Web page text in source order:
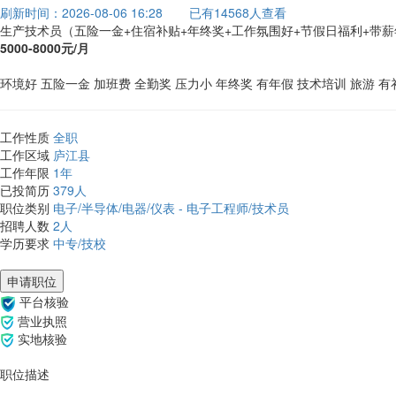
刷新时间：2026-08-06 16:28
已有14568人查看
生产技术员（五险一金+住宿补贴+年终奖+工作氛围好+节假日福利+带薪
5000-8000元/月
环境好 五险一金 加班费 全勤奖 压力小 年终奖 有年假 技术培训 旅游 有
工作性质 全职
工作区域 庐江县
工作年限 1年
已投简历 379人
职位类别 电子/半导体/电器/仪表 - 电子工程师/技术员
招聘人数 2人
学历要求 中专/技校
申请职位
平台核验
营业执照
实地核验
职位描述